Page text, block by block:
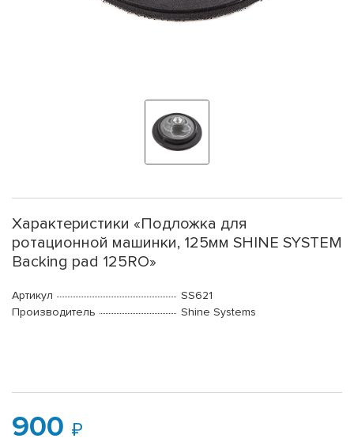
Характеристики «Подложка для
ротационной машинки, 125мм SHINE SYSTEM
Backing pad 125RO»
Артикул
SS621
Производитель
Shine Systems
900